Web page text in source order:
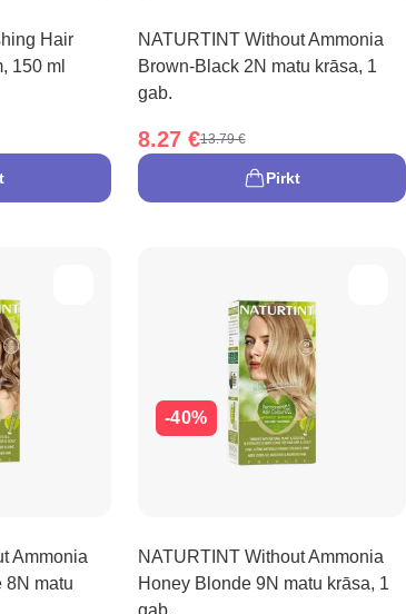
Hair
150 ml
NATURTINT Without Ammonia
Brown-Black 2N matu krāsa, 1
gab.
8.27 €13.79 €
Pirkt
Ammonia
8N matu
-40%
NATURTINT Without Ammonia
Honey Blonde 9N matu krāsa, 1